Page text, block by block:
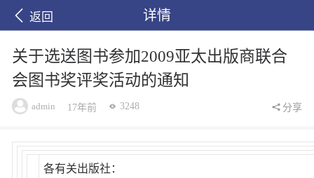
返回 详情
关于选送图书参加2009亚太出版商联合
会图书奖评奖活动的通知
admin 17年前 3248 分享
各有关出版社：